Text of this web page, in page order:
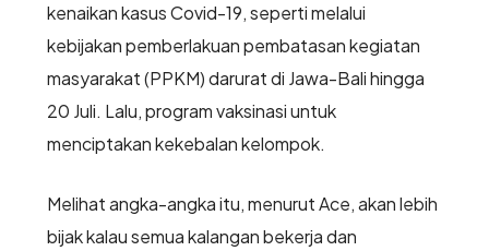
kenaikan kasus Covid-19, seperti melalui
kebijakan pemberlakuan pembatasan kegiatan
masyarakat (PPKM) darurat di Jawa-Bali hingga
20 Juli. Lalu, program vaksinasi untuk
menciptakan kekebalan kelompok.
Melihat angka-angka itu, menurut Ace, akan lebih
bijak kalau semua kalangan bekerja dan